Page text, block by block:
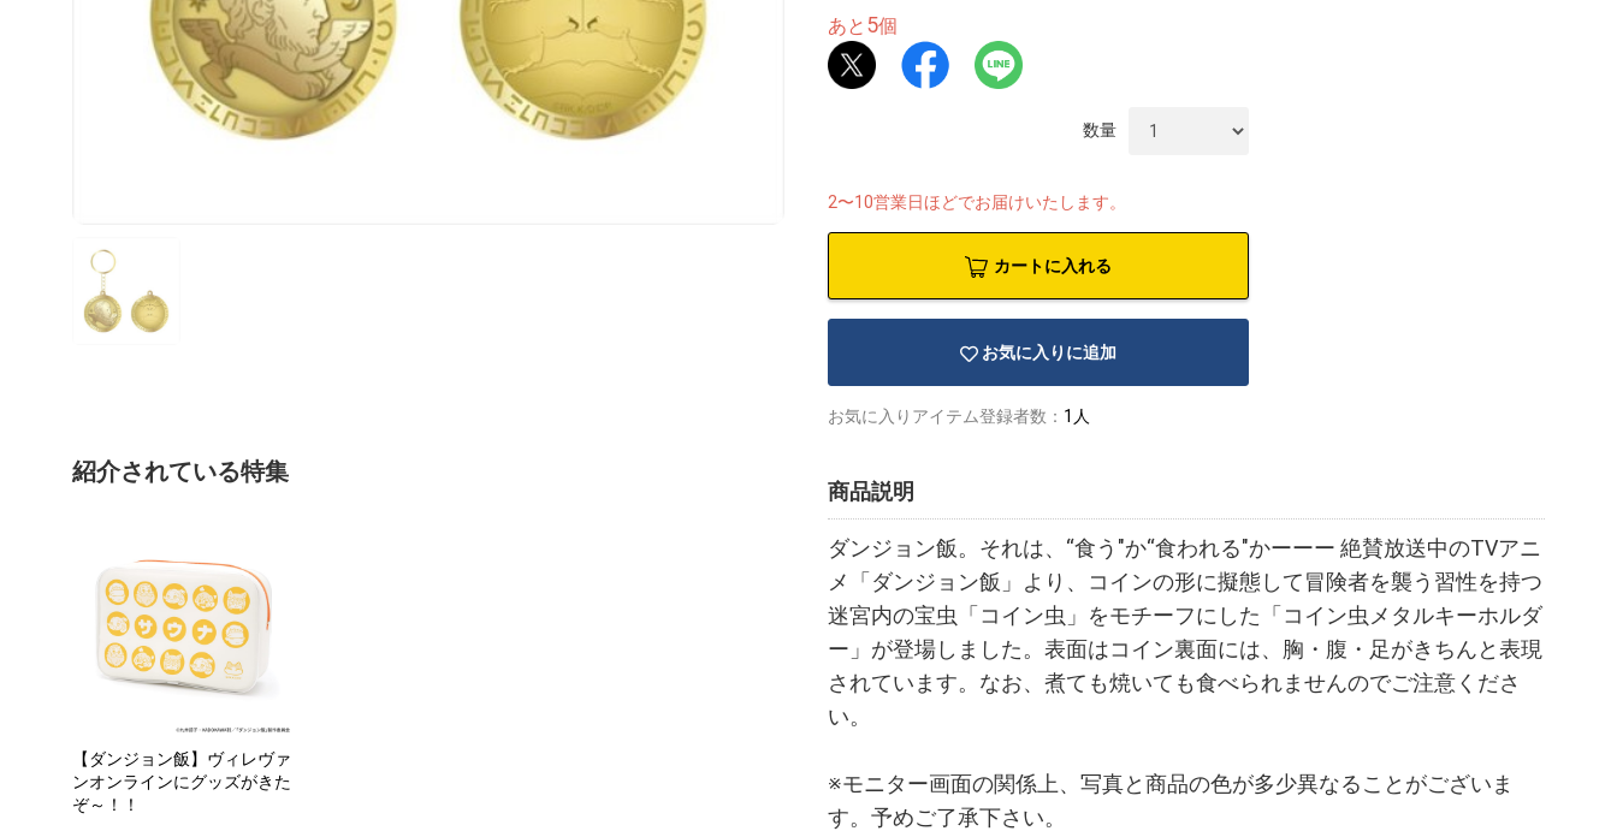
あと 5個
数量
2〜10営業日ほどでお届けいたします。
カートに入れる
お気に入りに追加
お気に入りアイテム登録者数： 1人
商品説明
ダンジョン飯。それは、“食う"か“食われる"かーーー 絶賛放送中のTVアニ
メ「ダンジョン飯」より、コインの形に擬態して冒険者を襲う習性を持つ
迷宮内の宝虫「コイン虫」をモチーフにした「コイン虫メタルキーホルダ
ー」が登場しました。表面はコイン裏面には、胸・腹・足がきちんと表現
されています。なお、煮ても焼いても食べられませんのでご注意くださ
い。
※モニター画面の関係上、写真と商品の色が多少異なることがございま
す。予めご了承下さい。
紹介されている特集
【ダンジョン飯】ヴィレヴァ
ンオンラインにグッズがきた
ぞ～！！